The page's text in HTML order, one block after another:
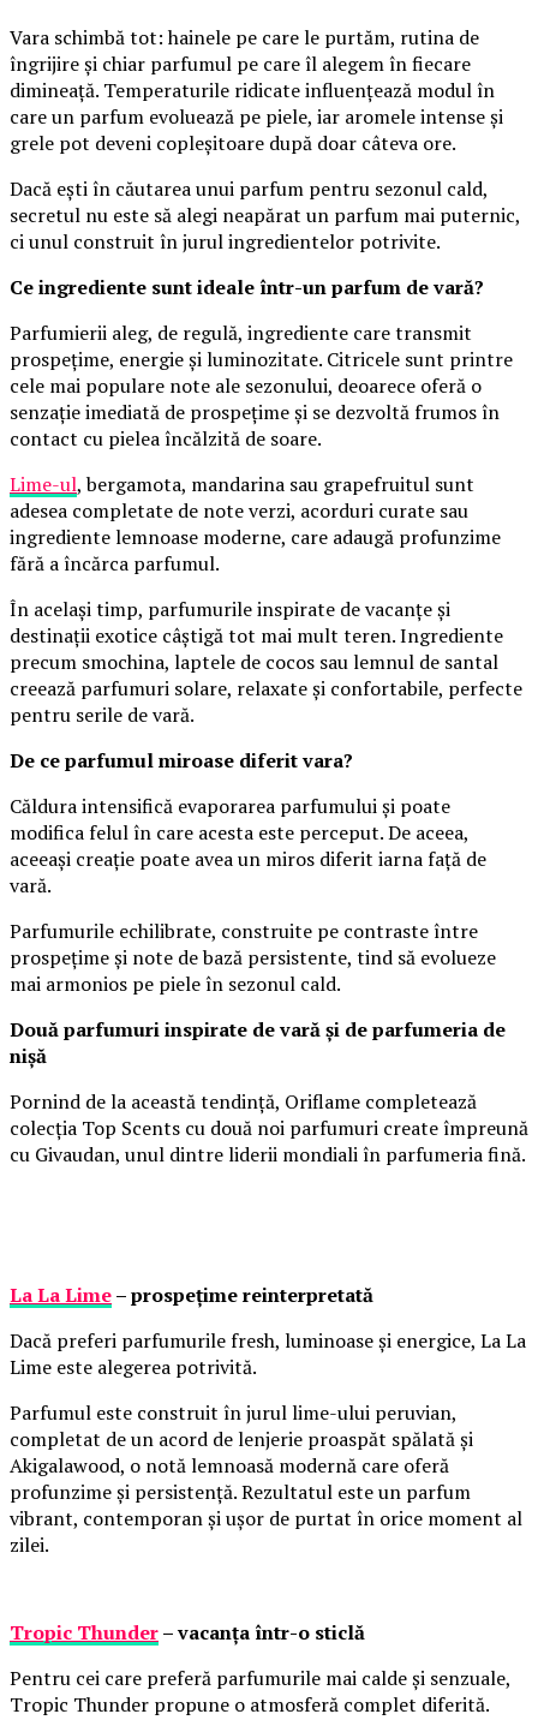
Vara schimbă tot: hainele pe care le purtăm, rutina de
îngrijire și chiar parfumul pe care îl alegem în fiecare
dimineață. Temperaturile ridicate influențează modul în
care un parfum evoluează pe piele, iar aromele intense și
grele pot deveni copleșitoare după doar câteva ore.
Dacă ești în căutarea unui parfum pentru sezonul cald,
secretul nu este să alegi neapărat un parfum mai puternic,
ci unul construit în jurul ingredientelor potrivite.
Ce ingrediente sunt ideale într-un parfum de vară?
Parfumierii aleg, de regulă, ingrediente care transmit
prospețime, energie și luminozitate. Citricele sunt printre
cele mai populare note ale sezonului, deoarece oferă o
senzație imediată de prospețime și se dezvoltă frumos în
contact cu pielea încălzită de soare.
Lime-ul, bergamota, mandarina sau grapefruitul sunt
adesea completate de note verzi, acorduri curate sau
ingrediente lemnoase moderne, care adaugă profunzime
fără a încărca parfumul.
În același timp, parfumurile inspirate de vacanțe și
destinații exotice câștigă tot mai mult teren. Ingrediente
precum smochina, laptele de cocos sau lemnul de santal
creează parfumuri solare, relaxate și confortabile, perfecte
pentru serile de vară.
De ce parfumul miroase diferit vara?
Căldura intensifică evaporarea parfumului și poate
modifica felul în care acesta este perceput. De aceea,
aceeași creație poate avea un miros diferit iarna față de
vară.
Parfumurile echilibrate, construite pe contraste între
prospețime și note de bază persistente, tind să evolueze
mai armonios pe piele în sezonul cald.
Două parfumuri inspirate de vară și de parfumeria de
nișă
Pornind de la această tendință, Oriflame completează
colecția Top Scents cu două noi parfumuri create împreună
cu Givaudan, unul dintre liderii mondiali în parfumeria fină.
La La Lime– prospețime reinterpretată
Dacă preferi parfumurile fresh, luminoase și energice, La La
Lime este alegerea potrivită.
Parfumul este construit în jurul lime-ului peruvian,
completat de un acord de lenjerie proaspăt spălată și
Akigalawood, o notă lemnoasă modernă care oferă
profunzime și persistență. Rezultatul este un parfum
vibrant, contemporan și ușor de purtat în orice moment al
zilei.
Tropic Thunder– vacanța într-o sticlă
Pentru cei care preferă parfumurile mai calde și senzuale,
Tropic Thunder propune o atmosferă complet diferită.